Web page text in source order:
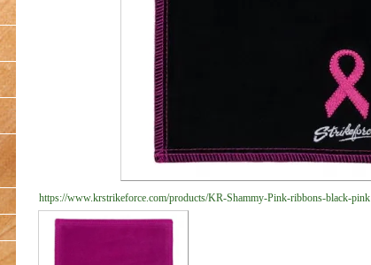
https://www.krstrikeforce.com/products/KR-Shammy-Pink-ribbons-black-pink